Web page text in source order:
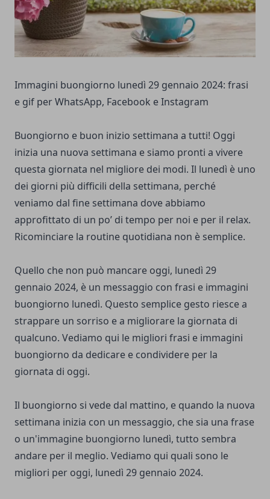
Immagini buongiorno lunedì 29 gennaio 2024: frasi
e gif per WhatsApp, Facebook e Instagram
Buongiorno e buon inizio settimana a tutti! Oggi
inizia una nuova settimana e siamo pronti a vivere
questa giornata nel migliore dei modi. Il lunedì è uno
dei giorni più difficili della settimana, perché
veniamo dal fine settimana dove abbiamo
approfittato di un po’ di tempo per noi e per il relax.
Ricominciare la routine quotidiana non è semplice.
Quello che non può mancare oggi, lunedì 29
gennaio 2024, è un messaggio con frasi e immagini
buongiorno lunedì. Questo semplice gesto riesce a
strappare un sorriso e a migliorare la giornata di
qualcuno. Vediamo qui le migliori frasi e immagini
buongiorno da dedicare e condividere per la
giornata di oggi.
Il buongiorno si vede dal mattino, e quando la nuova
settimana inizia con un messaggio, che sia una frase
o un'immagine buongiorno lunedì, tutto sembra
andare per il meglio. Vediamo qui quali sono le
migliori per oggi, lunedì 29 gennaio 2024.